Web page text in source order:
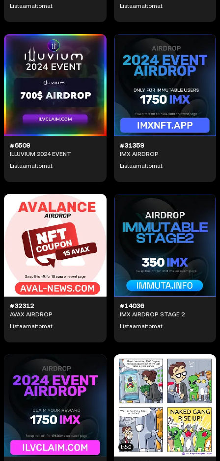
Listaamattomat Listaamattomat
#6509
ILLUVIUM 2024 EVENT
Listaamattomat
#31359
IMX AIRDROP
Listaamattomat
#32312
AVAX AIRDROP
Listaamattomat
#14036
IMX AIRDROP STAGE 2
Listaamattomat
x2